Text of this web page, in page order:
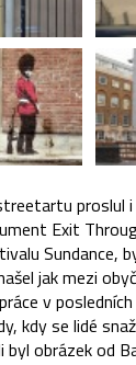
proslul
Exit
Sundance,
jak mezi
v
kdy se lidé
byl obrázek od